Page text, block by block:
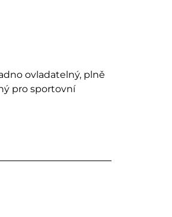
ovladatelný, plně
pro sportovní